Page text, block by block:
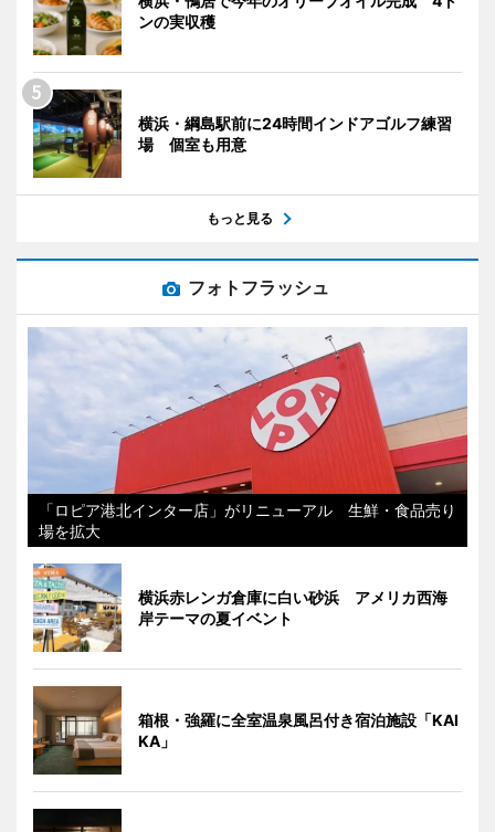
ンの実収穫
横浜・綱島駅前に24時間インドアゴルフ練習
場 個室も用意
もっと見る
フォトフラッシュ
「ロピア港北インター店」がリニューアル 生鮮・食品売り
場を拡大
横浜赤レンガ倉庫に白い砂浜 アメリカ西海
岸テーマの夏イベント
箱根・強羅に全室温泉風呂付き宿泊施設「KAI
KA」